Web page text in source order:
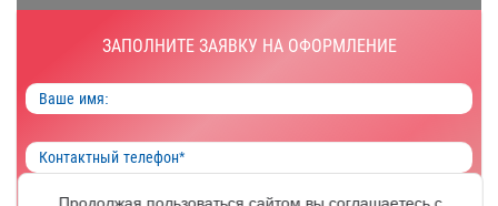
ЗАПОЛНИТЕ ЗАЯВКУ НА ОФОРМЛЕНИЕ
Продолжая пользоваться сайтом вы соглашаетесь с